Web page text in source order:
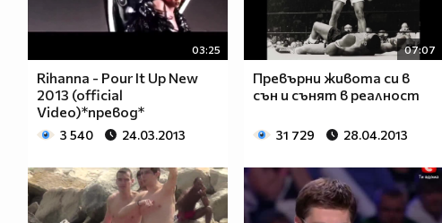
03:25
Rihanna - Pour It Up New
2013 (official
Video)*превод*
3 540 24.03.2013
07:07
Превърни живота си в
сън и сънят в реалност
31 729 28.04.2013